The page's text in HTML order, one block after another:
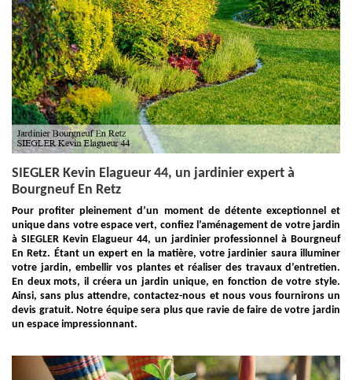
SIEGLER Kevin Elagueur 44, un jardinier expert à
Bourgneuf En Retz
Pour profiter pleinement d’un moment de détente exceptionnel et
unique dans votre espace vert, confiez l’aménagement de votre jardin
à SIEGLER Kevin Elagueur 44, un jardinier professionnel à Bourgneuf
En Retz. Étant un expert en la matière, votre jardinier saura illuminer
votre jardin, embellir vos plantes et réaliser des travaux d’entretien.
En deux mots, il créera un jardin unique, en fonction de votre style.
Ainsi, sans plus attendre, contactez-nous et nous vous fournirons un
devis gratuit. Notre équipe sera plus que ravie de faire de votre jardin
un espace impressionnant.